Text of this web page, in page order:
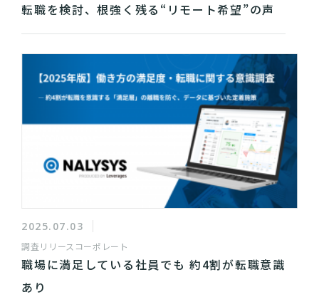
転職を検討、根強く残る“リモート希望”の声
2025.07.03
調査リリース コーポレート
職場に満足している社員でも 約4割が転職意識
あり